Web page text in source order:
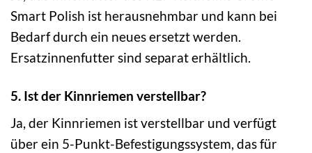
Smart Polish ist herausnehmbar und kann bei
Bedarf durch ein neues ersetzt werden.
Ersatzinnenfutter sind separat erhältlich.
5. Ist der Kinnriemen verstellbar?
Ja, der Kinnriemen ist verstellbar und verfügt
über ein 5-Punkt-Befestigungssystem, das für